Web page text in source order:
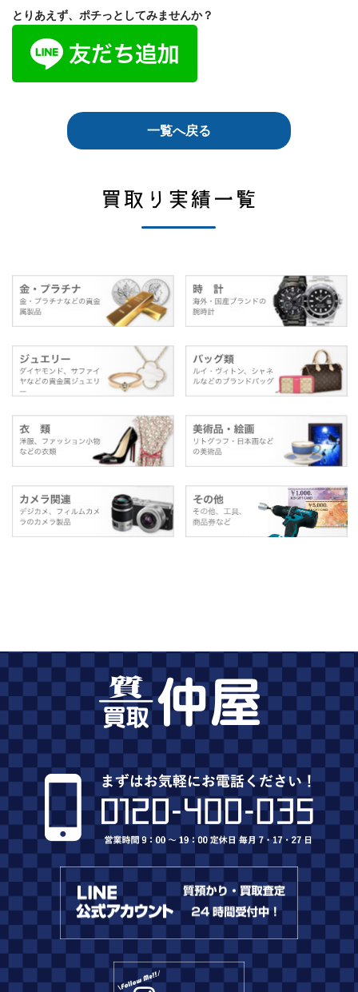
とりあえず、ポチっとしてみませんか？
一覧へ戻る